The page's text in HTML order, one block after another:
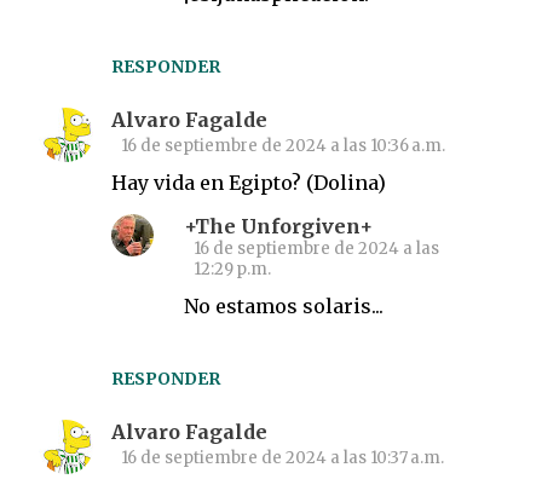
s
RESPONDER
Alvaro Fagalde
16 de septiembre de 2024 a las 10:36 a.m.
Hay vida en Egipto? (Dolina)
RESPONDER
+The Unforgiven+
16 de septiembre de 2024 a las
12:29 p.m.
No estamos solaris...
Alvaro Fagalde
16 de septiembre de 2024 a las 10:37 a.m.